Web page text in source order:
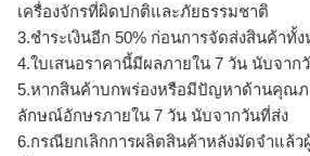
เครื่องจักรที่ผิดปกติและภัยธรรมชาติ
3.ชำระเงินอีก 50% ก่อนการจัดส่งสินค้าทั้
4.ใบเสนอราคานี้มีผลภายใน 7 วัน นับจาก
5.หากสินค้าบกพร่องหรือมีปัญหาด้านคุณภ
ลักษณ์อักษรภายใน 7 วัน นับจากวันที่ส่ง
6.กรณียกเลิกการผลิตสินค้าหลังมัดจำแล้ว